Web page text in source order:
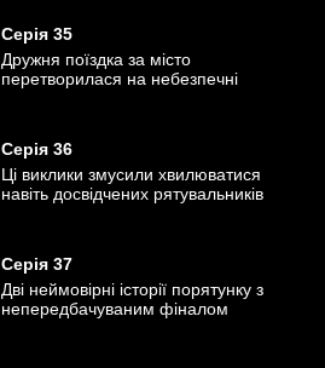
Серія 35
Дружня поїздка за місто
перетворилася на небезпечні
Серія 36
Ці виклики змусили хвилюватися
навіть досвідчених рятувальників
Серія 37
Дві неймовірні історії порятунку з
непередбачуваним фіналом